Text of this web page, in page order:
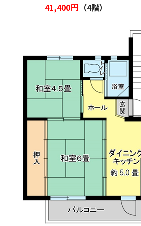
41,400円 （4階）